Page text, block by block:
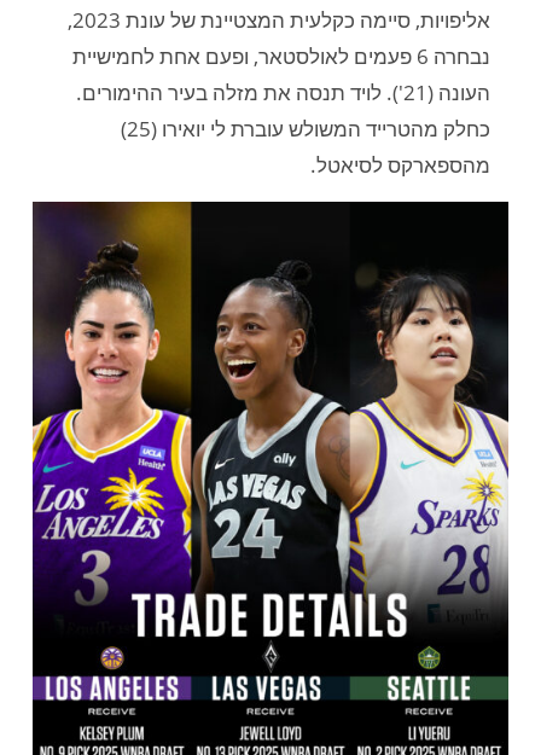
אליפויות, סיימה כקלעית המצטיינת של עונת 2023,
נבחרה 6 פעמים לאולסטאר, ופעם אחת לחמישיית
העונה (21'). לויד תנסה את מזלה בעיר ההימורים.
כחלק מהטרייד המשולש עוברת לי יואירו (25)
מהספארקס לסיאטל.